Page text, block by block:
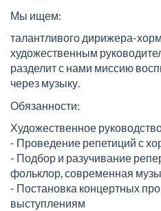
Мы ищем:
талантливого дирижера-
художественным
разделит с нами миссию
через музыку.
Обязанности:
Художественное
- Проведение репетиций с
- Подбор и разучивание
фольклор, современная
- Постановка концертных
выступлениям